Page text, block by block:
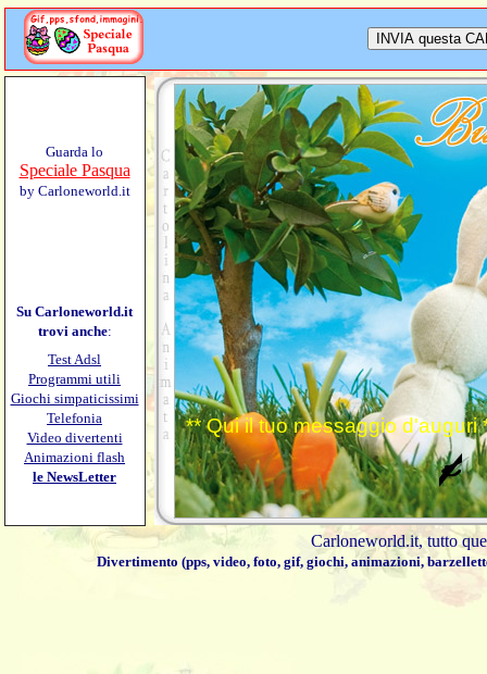
Guarda lo
Speciale Pasqua
by Carloneworld.it
Su Carloneworld.it
trovi anche:
Test Adsl
Programmi utili
Giochi simpaticissimi
Telefonia
Video divertenti
Animazioni flash
le NewsLetter
** Qui il tuo messaggio d'auguri
Carloneworld.it, tutto
Divertimento (pps, video, foto, gif, giochi, animazioni,